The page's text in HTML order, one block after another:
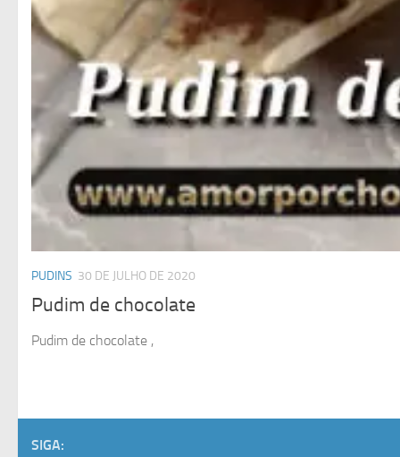
PUDINS 30 DE JULHO DE 2020
Pudim de chocolate
Pudim de chocolate ,
SIGA: